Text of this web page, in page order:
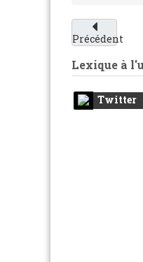
Précédent
Lexique à
Twitter